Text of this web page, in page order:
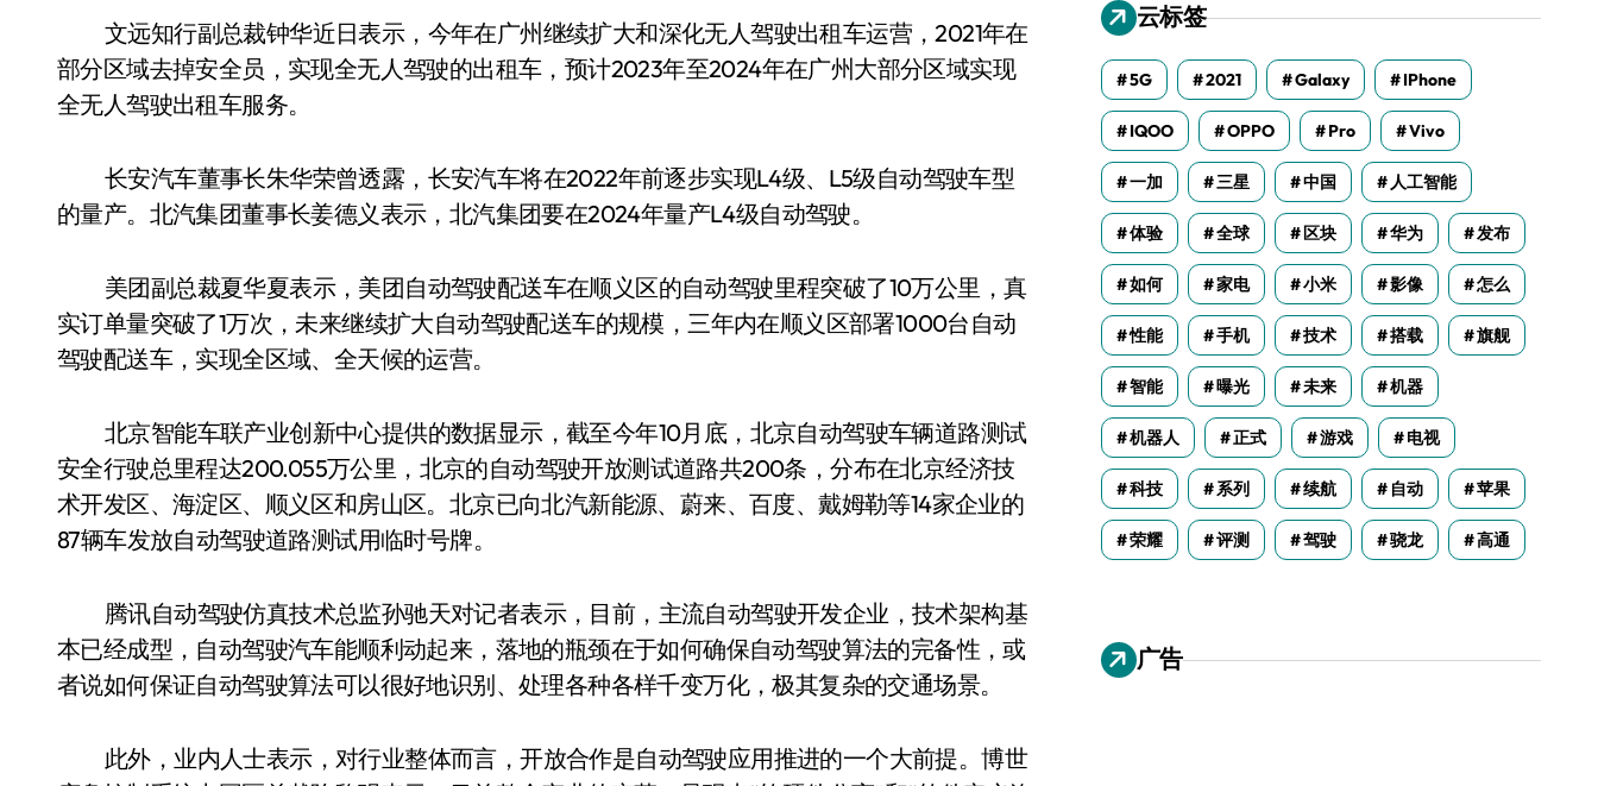
文远知行副总裁钟华近日表示，今年在广州继续扩大和深化无人驾驶出租车运营，2021年在
部分区域去掉安全员，实现全无人驾驶的出租车，预计2023年至2024年在广州大部分区域实现
全无人驾驶出租车服务。
长安汽车董事长朱华荣曾透露，长安汽车将在2022年前逐步实现L4级、L5级自动驾驶车型
的量产。北汽集团董事长姜德义表示，北汽集团要在2024年量产L4级自动驾驶。
美团副总裁夏华夏表示，美团自动驾驶配送车在顺义区的自动驾驶里程突破了10万公里，真
实订单量突破了1万次，未来继续扩大自动驾驶配送车的规模，三年内在顺义区部署1000台自动
驾驶配送车，实现全区域、全天候的运营。
北京智能车联产业创新中心提供的数据显示，截至今年10月底，北京自动驾驶车辆道路测试
安全行驶总里程达200.055万公里，北京的自动驾驶开放测试道路共200条，分布在北京经济技
术开发区、海淀区、顺义区和房山区。北京已向北汽新能源、蔚来、百度、戴姆勒等14家企业的
87辆车发放自动驾驶道路测试用临时号牌。
腾讯自动驾驶仿真技术总监孙驰天对记者表示，目前，主流自动驾驶开发企业，技术架构基
本已经成型，自动驾驶汽车能顺利动起来，落地的瓶颈在于如何确保自动驾驶算法的完备性，或
者说如何保证自动驾驶算法可以很好地识别、处理各种各样千变万化，极其复杂的交通场景。
此外，业内人士表示，对行业整体而言，开放合作是自动驾驶应用推进的一个大前提。博世
云标签
5G 2021 Galaxy IPhone
IQOO OPPO Pro Vivo
一加 三星 中国 人工智能
体验 全球 区块 华为 发布
如何 家电 小米 影像 怎么
性能 手机 技术 搭载 旗舰
智能 曝光 未来 机器
机器人 正式 游戏 电视
科技 系列 续航 自动 苹果
荣耀 评测 驾驶 骁龙 高通
广告